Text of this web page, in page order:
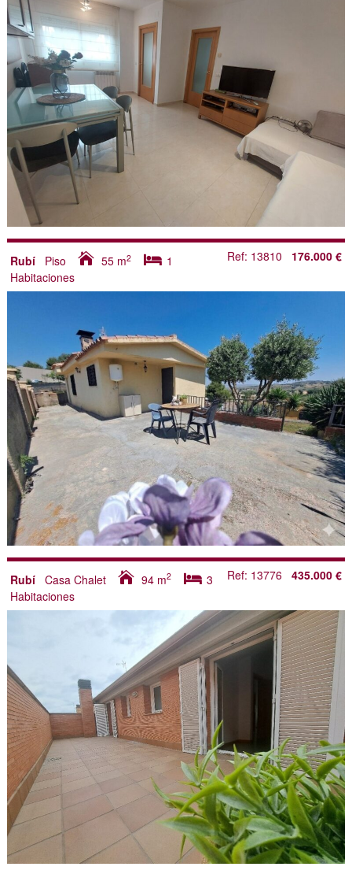
RubíPiso 55 m2
1
Habitaciones
Ref: 13810 176.000 €
RubíCasa Chalet 94 m2
3
Habitaciones
Ref: 13776435.000 €